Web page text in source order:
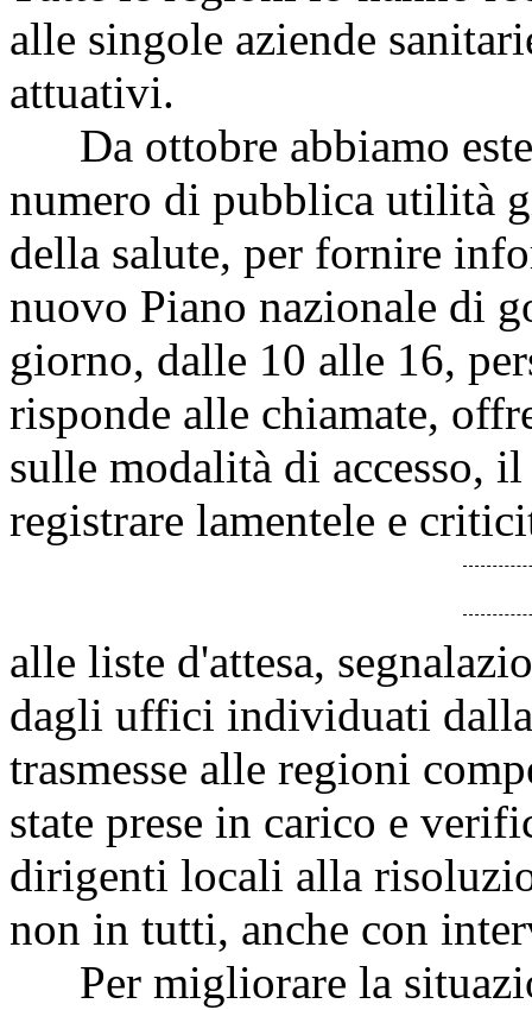
alle singole aziende
attuativi.
Da ottobre abbiamo
numero di pubblica utilità
della salute, per fornire
nuovo Piano nazionale di
giorno, dalle 10 alle 16,
risponde alle chiamate,
sulle modalità di accesso,
registrare lamentele e
alle liste d'attesa,
dagli uffici individuati
trasmesse alle regioni
state prese in carico e
dirigenti locali alla
non in tutti, anche con
Per migliorare la